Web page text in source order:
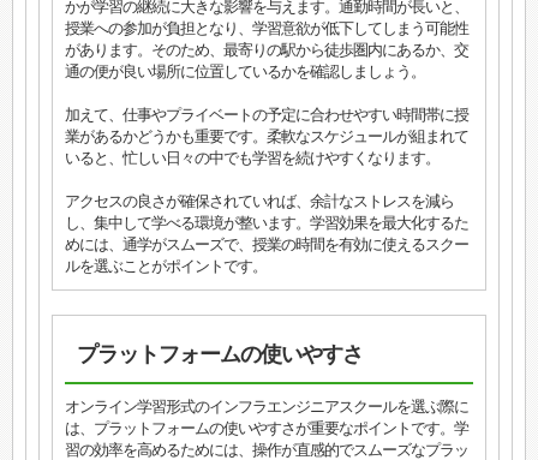
かが学習の継続に大きな影響を与えます。通勤時間が長いと、
授業への参加が負担となり、学習意欲が低下してしまう可能性
があります。そのため、最寄りの駅から徒歩圏内にあるか、交
通の便が良い場所に位置しているかを確認しましょう。
加えて、仕事やプライベートの予定に合わせやすい時間帯に授
業があるかどうかも重要です。柔軟なスケジュールが組まれて
いると、忙しい日々の中でも学習を続けやすくなります。
アクセスの良さが確保されていれば、余計なストレスを減ら
し、集中して学べる環境が整います。学習効果を最大化するた
めには、通学がスムーズで、授業の時間を有効に使えるスクー
ルを選ぶことがポイントです。
プラットフォームの使いやすさ
オンライン学習形式のインフラエンジニアスクールを選ぶ際に
は、プラットフォームの使いやすさが重要なポイントです。学
習の効率を高めるためには、操作が直感的でスムーズなプラッ